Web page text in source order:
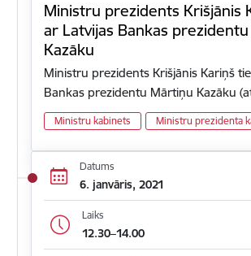
Ministru prezidents Krišjānis
ar Latvijas Bankas
Kazāku
Ministru prezidents Krišjānis Kariņš
Bankas prezidentu Mārtiņu Kazāku
Ministru kabinets Ministru prezidenta
Datums
6. janvāris, 2021
Laiks
12.30–14.00